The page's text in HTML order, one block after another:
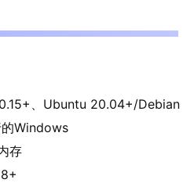
、Ubuntu 20.04+/Debian
Windows
存